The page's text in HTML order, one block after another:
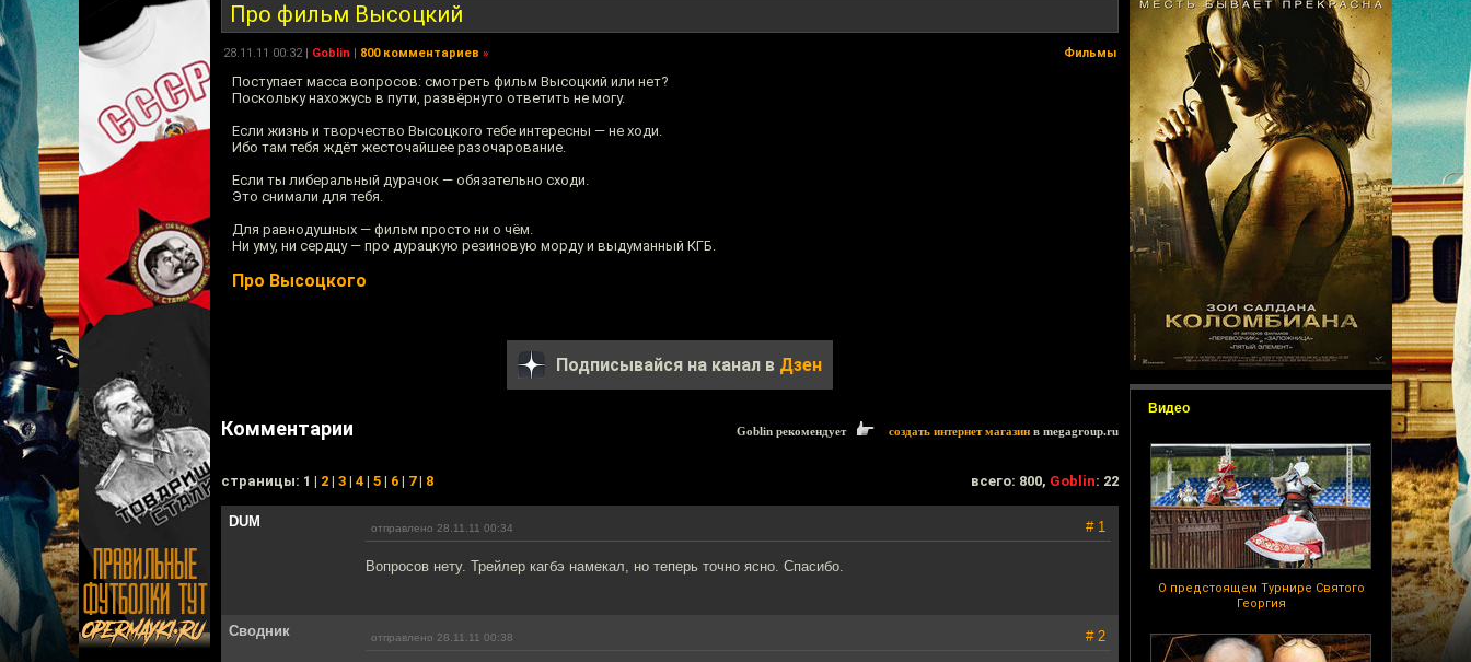
Видео
О предстоящем Турнире Святого
Георгия
Про фильм Высоцкий
28.11.11 00:32 | Goblin | 800 комментариев » Фильмы
Поступает масса вопросов: смотреть фильм Высоцкий или нет?
Поскольку нахожусь в пути, развёрнуто ответить не могу.
Если жизнь и творчество Высоцкого тебе интересны — не ходи.
Ибо там тебя ждёт жесточайшее разочарование.
Если ты либеральный дурачок — обязательно сходи.
Это снимали для тебя.
Для равнодушных — фильм просто ни о чём.
Ни уму, ни сердцу — про дурацкую резиновую морду и выдуманный КГБ.
Про Высоцкого
Подписывайся на канал в Дзен
Комментарии Goblin рекомендует создать интернет магазин в megagroup.ru
cтраницы: 1 | 2 | 3 | 4 | 5 | 6 | 7| 8 всего: 800, Goblin: 22
DUM отправлено 28.11.11 00:34 # 1
Вопросов нету. Трейлер кагбэ намекал, но теперь точно ясно. Спасибо.
Сводник отправлено 28.11.11 00:38 # 2